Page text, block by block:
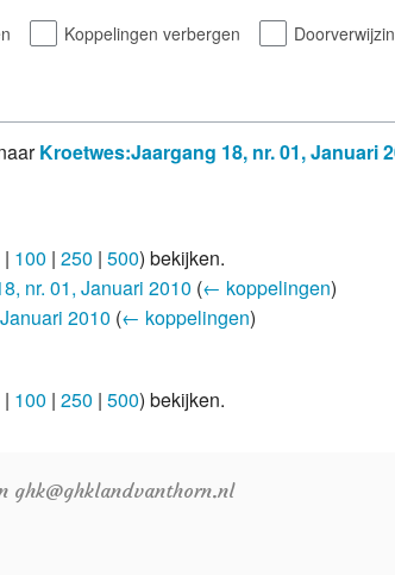
Koppelingen verbergen
Kroetwes:Jaargang 18, nr. 01, Januari
| 100 | 250 | 500) bekijken.
nr. 01, Januari 2010 (← koppelingen)
2010 (← koppelingen)
| 100 | 250 | 500) bekijken.
ghk@ghklandvanthorn.nl